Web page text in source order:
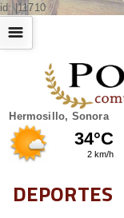
id: |11710
Hermosillo, Sonora
☰
DEPORTES